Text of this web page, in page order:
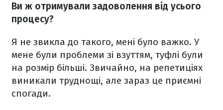
Ви ж отримували задоволення від усього
процесу?
Я не звикла до такого, мені було важко. У
мене були проблеми зі взуттям, туфлі були
на розмір більші. Звичайно, на репетиціях
виникали труднощі, але зараз це приємні
спогади.